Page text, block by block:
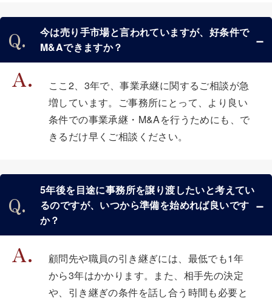
今は売り手市場と言われていますが、好条件で
M&Aできますか？
ここ2、3年で、事業承継に関するご相談が急
増しています。ご事務所にとって、より良い
条件での事業承継・M&Aを行うためにも、で
きるだけ早くご相談ください。
5年後を目途に事務所を譲り渡したいと考えてい
るのですが、いつから準備を始めれば良いです
か？
顧問先や職員の引き継ぎには、最低でも1年
から3年はかかります。また、相手先の決定
や、引き継ぎの条件を話し合う時間も必要と